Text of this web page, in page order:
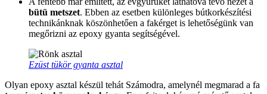
bütü metszet. Ebben az esetben különleges bútkorkészítési
technikánknak köszönhetően a fakérget is lehetőségünk van
megőrizni az epoxy gyanta segítségével.
Ezüst tükör gyanta asztal
Olyan epoxy asztal készül tehát Számodra, amelynél megmarad a fa